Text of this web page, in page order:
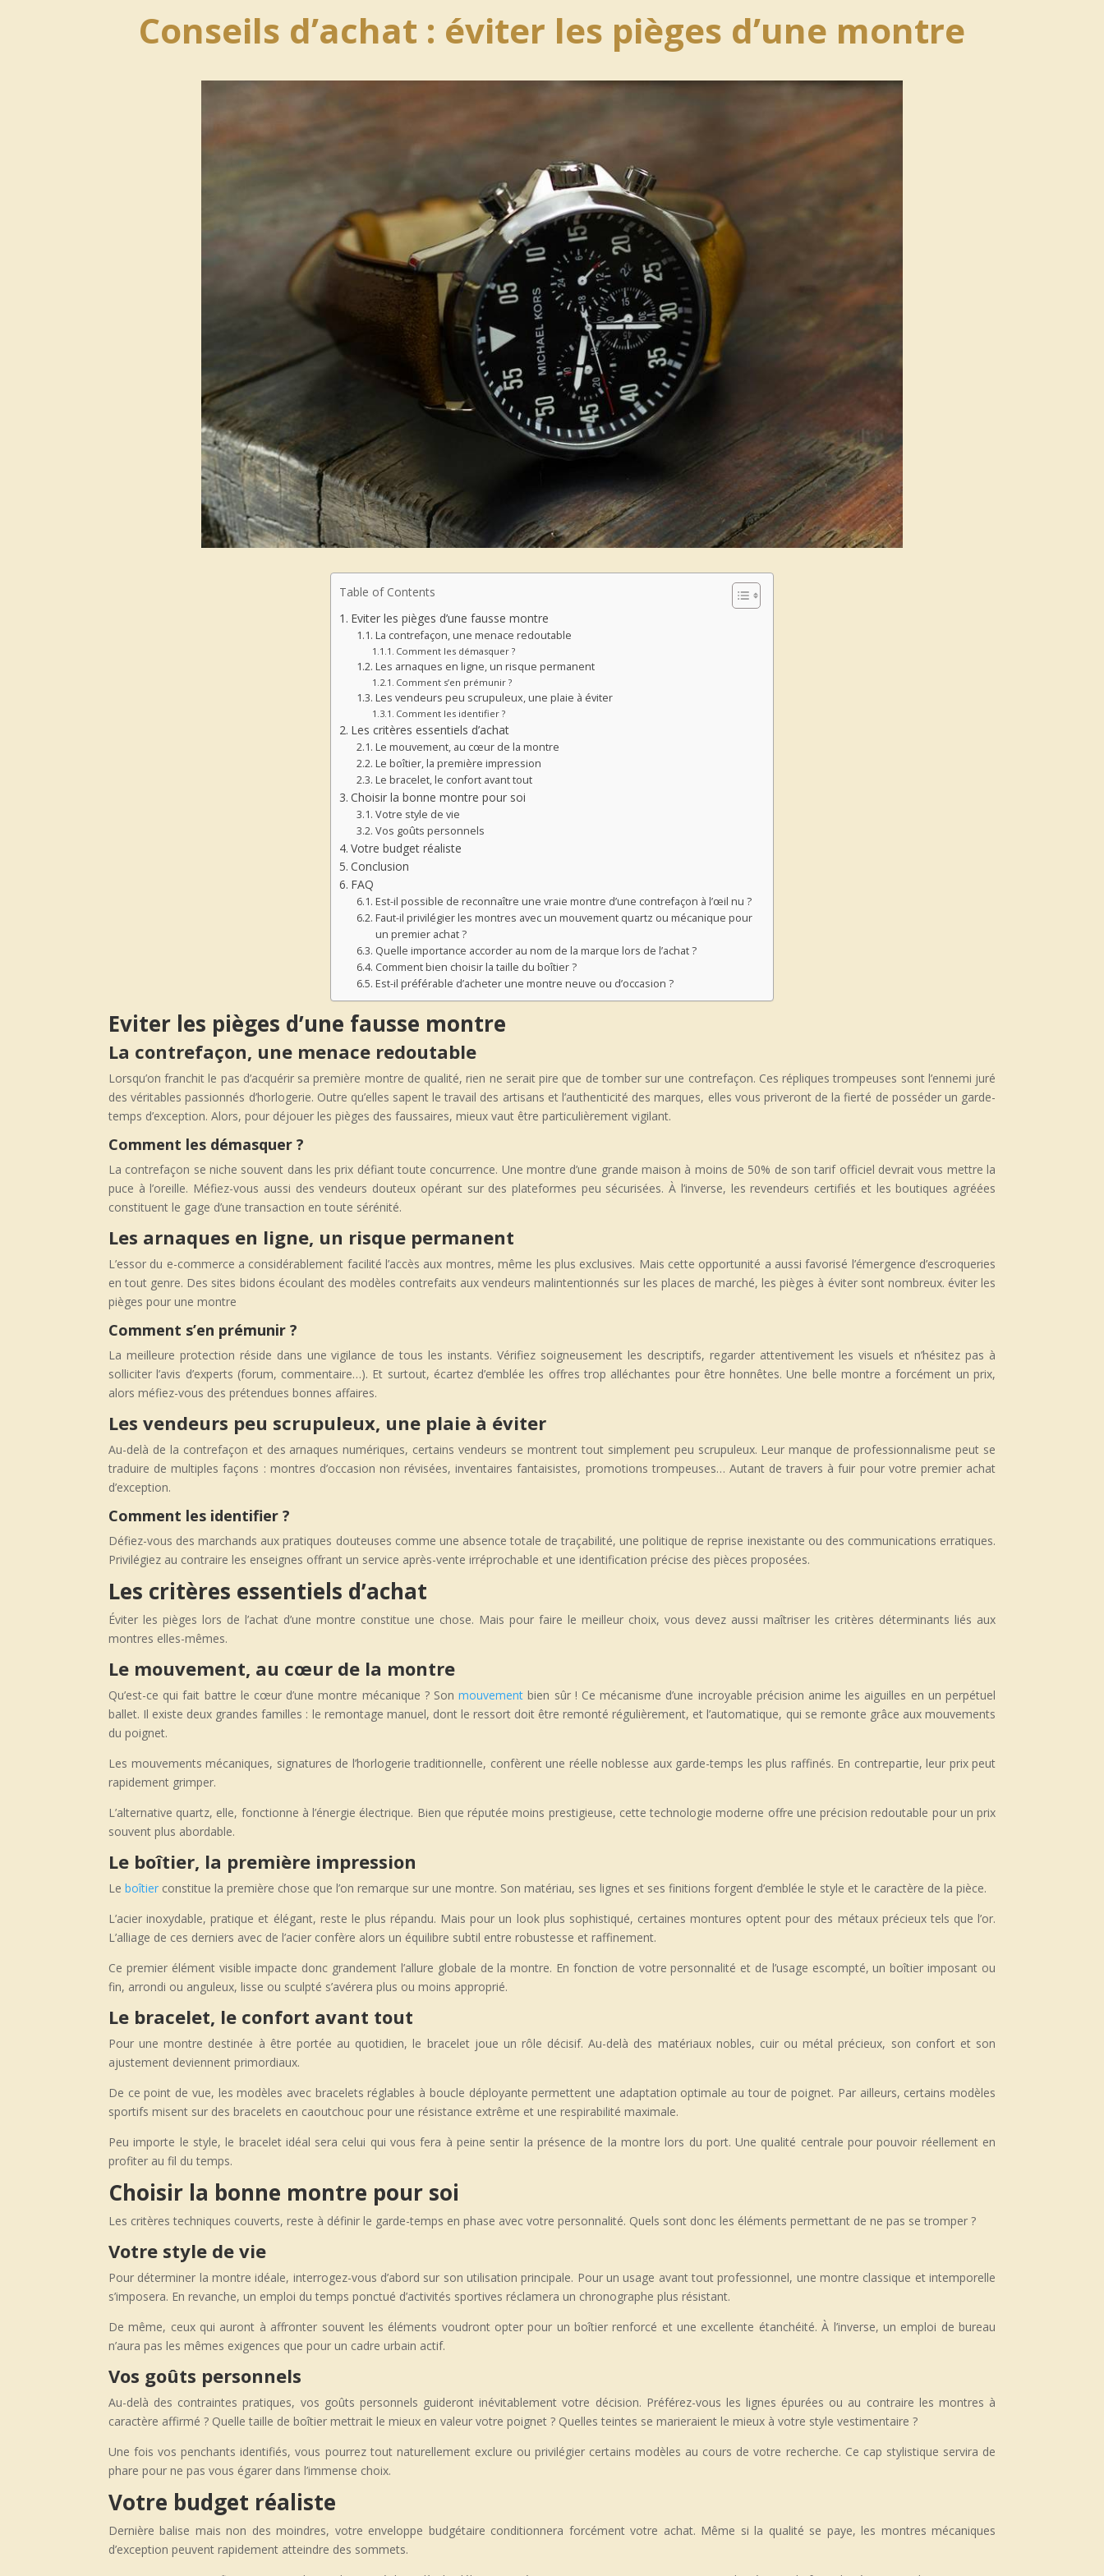
Conseils d’achat : éviter les pièges d’une montre
Table of Contents
Eviter les pièges d’une fausse montre
La contrefaçon, une menace redoutable
Comment les démasquer ?
Les arnaques en ligne, un risque permanent
Comment s’en prémunir ?
Les vendeurs peu scrupuleux, une plaie à éviter
Comment les identifier ?
Les critères essentiels d’achat
Le mouvement, au cœur de la montre
Le boîtier, la première impression
Le bracelet, le confort avant tout
Choisir la bonne montre pour soi
Votre style de vie
Vos goûts personnels
Votre budget réaliste
Conclusion
FAQ
Est-il possible de reconnaître une vraie montre d’une contrefaçon à l’œil nu ?
Faut-il privilégier les montres avec un mouvement quartz ou mécanique pour
un premier achat ?
Quelle importance accorder au nom de la marque lors de l’achat ?
Comment bien choisir la taille du boîtier ?
Est-il préférable d’acheter une montre neuve ou d’occasion ?
Eviter les pièges d’une fausse montre
La contrefaçon, une menace redoutable
Lorsqu’on franchit le pas d’acquérir sa première montre de qualité, rien ne serait pire que de tomber sur une contrefaçon. Ces répliques trompeuses sont l’ennemi juré
des véritables passionnés d’horlogerie. Outre qu’elles sapent le travail des artisans et l’authenticité des marques, elles vous priveront de la fierté de posséder un garde-
temps d’exception. Alors, pour déjouer les pièges des faussaires, mieux vaut être particulièrement vigilant.
Comment les démasquer ?
La contrefaçon se niche souvent dans les prix défiant toute concurrence. Une montre d’une grande maison à moins de 50% de son tarif officiel devrait vous mettre la
puce à l’oreille. Méfiez-vous aussi des vendeurs douteux opérant sur des plateformes peu sécurisées. À l’inverse, les revendeurs certifiés et les boutiques agréées
constituent le gage d’une transaction en toute sérénité.
Les arnaques en ligne, un risque permanent
L’essor du e-commerce a considérablement facilité l’accès aux montres, même les plus exclusives. Mais cette opportunité a aussi favorisé l’émergence d’escroqueries
en tout genre. Des sites bidons écoulant des modèles contrefaits aux vendeurs malintentionnés sur les places de marché, les pièges à éviter sont nombreux. éviter les
pièges pour une montre
Comment s’en prémunir ?
La meilleure protection réside dans une vigilance de tous les instants. Vérifiez soigneusement les descriptifs, regarder attentivement les visuels et n’hésitez pas à
solliciter l’avis d’experts (forum, commentaire…). Et surtout, écartez d’emblée les offres trop alléchantes pour être honnêtes. Une belle montre a forcément un prix,
alors méfiez-vous des prétendues bonnes affaires.
Les vendeurs peu scrupuleux, une plaie à éviter
Au-delà de la contrefaçon et des arnaques numériques, certains vendeurs se montrent tout simplement peu scrupuleux. Leur manque de professionnalisme peut se
traduire de multiples façons : montres d’occasion non révisées, inventaires fantaisistes, promotions trompeuses… Autant de travers à fuir pour votre premier achat
d’exception.
Comment les identifier ?
Défiez-vous des marchands aux pratiques douteuses comme une absence totale de traçabilité, une politique de reprise inexistante ou des communications erratiques.
Privilégiez au contraire les enseignes offrant un service après-vente irréprochable et une identification précise des pièces proposées.
Les critères essentiels d’achat
Éviter les pièges lors de l’achat d’une montre constitue une chose. Mais pour faire le meilleur choix, vous devez aussi maîtriser les critères déterminants liés aux
montres elles-mêmes.
Le mouvement, au cœur de la montre
Qu’est-ce qui fait battre le cœur d’une montre mécanique ? Sonmouvement bien sûr ! Ce mécanisme d’une incroyable précision anime les aiguilles en un perpétuel
ballet. Il existe deux grandes familles : le remontage manuel, dont le ressort doit être remonté régulièrement, et l’automatique, qui se remonte grâce aux mouvements
du poignet.
Les mouvements mécaniques, signatures de l’horlogerie traditionnelle, confèrent une réelle noblesse aux garde-temps les plus raffinés. En contrepartie, leur prix peut
rapidement grimper.
L’alternative quartz, elle, fonctionne à l’énergie électrique. Bien que réputée moins prestigieuse, cette technologie moderne offre une précision redoutable pour un prix
souvent plus abordable.
Le boîtier, la première impression
Le boîtier constitue la première chose que l’on remarque sur une montre. Son matériau, ses lignes et ses finitions forgent d’emblée le style et le caractère de la pièce.
L’acier inoxydable, pratique et élégant, reste le plus répandu. Mais pour un look plus sophistiqué, certaines montures optent pour des métaux précieux tels que l’or.
L’alliage de ces derniers avec de l’acier confère alors un équilibre subtil entre robustesse et raffinement.
Ce premier élément visible impacte donc grandement l’allure globale de la montre. En fonction de votre personnalité et de l’usage escompté, un boîtier imposant ou
fin, arrondi ou anguleux, lisse ou sculpté s’avérera plus ou moins approprié.
Le bracelet, le confort avant tout
Pour une montre destinée à être portée au quotidien, le bracelet joue un rôle décisif. Au-delà des matériaux nobles, cuir ou métal précieux, son confort et son
ajustement deviennent primordiaux.
De ce point de vue, les modèles avec bracelets réglables à boucle déployante permettent une adaptation optimale au tour de poignet. Par ailleurs, certains modèles
sportifs misent sur des bracelets en caoutchouc pour une résistance extrême et une respirabilité maximale.
Peu importe le style, le bracelet idéal sera celui qui vous fera à peine sentir la présence de la montre lors du port. Une qualité centrale pour pouvoir réellement en
profiter au fil du temps.
Choisir la bonne montre pour soi
Les critères techniques couverts, reste à définir le garde-temps en phase avec votre personnalité. Quels sont donc les éléments permettant de ne pas se tromper ?
Votre style de vie
Pour déterminer la montre idéale, interrogez-vous d’abord sur son utilisation principale. Pour un usage avant tout professionnel, une montre classique et intemporelle
s’imposera. En revanche, un emploi du temps ponctué d’activités sportives réclamera un chronographe plus résistant.
De même, ceux qui auront à affronter souvent les éléments voudront opter pour un boîtier renforcé et une excellente étanchéité. À l’inverse, un emploi de bureau
n’aura pas les mêmes exigences que pour un cadre urbain actif.
Vos goûts personnels
Au-delà des contraintes pratiques, vos goûts personnels guideront inévitablement votre décision. Préférez-vous les lignes épurées ou au contraire les montres à
caractère affirmé ? Quelle taille de boîtier mettrait le mieux en valeur votre poignet ? Quelles teintes se marieraient le mieux à votre style vestimentaire ?
Une fois vos penchants identifiés, vous pourrez tout naturellement exclure ou privilégier certains modèles au cours de votre recherche. Ce cap stylistique servira de
phare pour ne pas vous égarer dans l’immense choix.
Votre budget réaliste
Dernière balise mais non des moindres, votre enveloppe budgétaire conditionnera forcément votre achat. Même si la qualité se paye, les montres mécaniques
d’exception peuvent rapidement atteindre des sommets.